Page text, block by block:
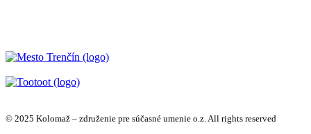
© 2025 Kolomaž – združenie pre súčasné umenie o.z. All rights reserved